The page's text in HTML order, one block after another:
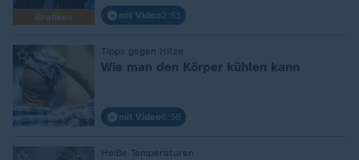
Grafiken mit Video2:51
Tipps gegen Hitze
Wie man den Körper kühlen kann
mit Video6:56
Heiße Temperaturen